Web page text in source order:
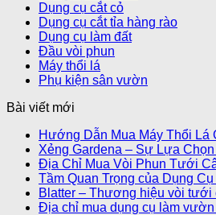
số
lượng
Dụng cụ cắt cỏ
Dụng cụ cắt tỉa hàng rào
Dụng cụ làm đất
Đầu vòi phun
Máy thổi lá
Phụ kiện sân vườn
Bài viết mới
Hướng Dẫn Mua Máy Thổi
Xẻng Gardena – Sự Lựa
Địa Chỉ Mua Vòi Phun Tưới
Tầm Quan Trọng của Dụng
Blatter – Thương hiệu vòi
Địa chỉ mua dụng cụ làm